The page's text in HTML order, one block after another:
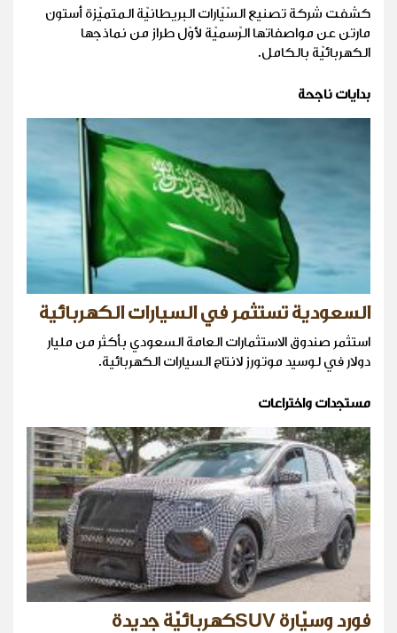
كشفت شركة تصنيع السّيّارات البريطانيّة المتميّزة أستون
مارتن عن مواصفاتها الرّسميّة لأوّل طراز من نماذجها
الكهربائيّة بالكامل.
بدايات ناجحة
السعودية تستثمر في السيارات الكهربائية
استثمر صندوق الاستثمارات العامة السعودي بأكثر من مليار
دولار في لوسيد موتورز لانتاج السيارات الكهربائية.
مستجدات واختراعات
فورد وسيّارة SUVكهربائيّة جديدة